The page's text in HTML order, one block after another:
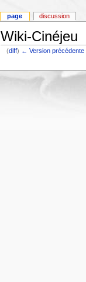
Wiki-Cinéjeu
(diff) ← Version précédente
page discussion